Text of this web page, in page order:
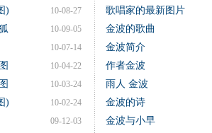
10-08-27
)
10-09-05
10-07-14
10-04-22
10-03-24
10-02-24
)
09-12-03
歌唱家的最新图片
金波的歌曲
金波简介
作者金波
雨人 金波
金波的诗
金波与小早